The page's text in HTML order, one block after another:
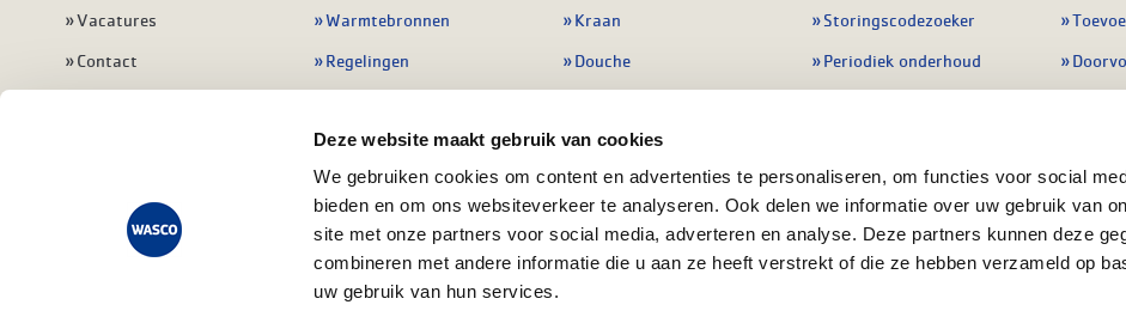
Deze website maakt gebruik van cookies
We gebruiken cookies om content en advertenties te personaliseren, om functies voor social
bieden en om ons websiteverkeer te analyseren. Ook delen we informatie over uw gebruik van
site met onze partners voor social media, adverteren en analyse. Deze partners kunnen deze
combineren met andere informatie die u aan ze heeft verstrekt of die ze hebben verzameld op
uw gebruik van hun services.
Vacatures
Contact
Veelgestelde vragen
Warmtebronnen
Regelingen
Leidingwerk
Warmwatertoestellen
Alle verwarming
Kraan
Douche
Badmeubel
Afvoeren
Alle sanitair
Storingscodezoeker
Periodiek onderhoud
Preventie & detectie
Alle onderdelen